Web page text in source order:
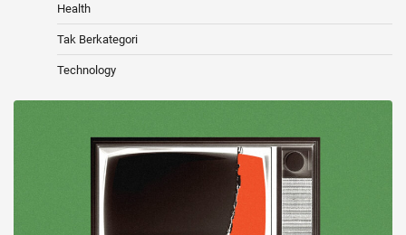
Health
Tak Berkategori
Technology